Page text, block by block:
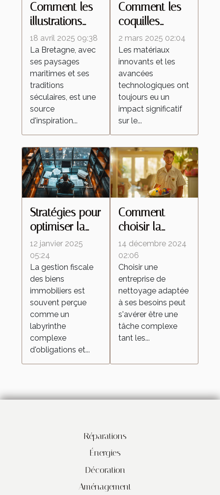
Comment les
illustrations
inspirées de la
Bretagne
célèbrent la
culture
régionale
18 avril 2025 09:38
La Bretagne, avec
ses paysages
maritimes et ses
traditions
séculaires, est une
source
d'inspiration...
Comment les
coquilles
d'œufs
améliorent les
peintures
réfléchissantes
2 mars 2025 02:04
Les matériaux
innovants et les
avancées
technologiques ont
toujours eu un
impact significatif
sur le...
Stratégies pour
optimiser la
fiscalité de vos
biens
immobiliers
12 janvier 2025
05:24
La gestion fiscale
des biens
immobiliers est
souvent perçue
comme un
labyrinthe
complexe
d'obligations et...
Comment
choisir la
meilleure
entreprise de
nettoyage
pour vos
besoins
14 décembre 2024
02:06
Choisir une
entreprise de
nettoyage adaptée
à ses besoins peut
s'avérer être une
tâche complexe
tant les...
Réparations
Énergies
Décoration
Aménagement